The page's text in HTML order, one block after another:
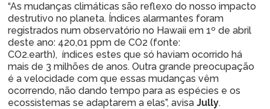
“As mudanças climáticas são reflexo do nosso impacto
destrutivo no planeta. Índices alarmantes foram
registrados num observatório no Hawaii em 1º de abril
deste ano: 420,01 ppm de CO2 (fonte:
CO2.earth), índices estes que só haviam ocorrido há
mais de 3 milhões de anos. Outra grande preocupação
é a velocidade com que essas mudanças vêm
ocorrendo, não dando tempo para as espécies e os
ecossistemas se adaptarem a elas”, avisa Jully.